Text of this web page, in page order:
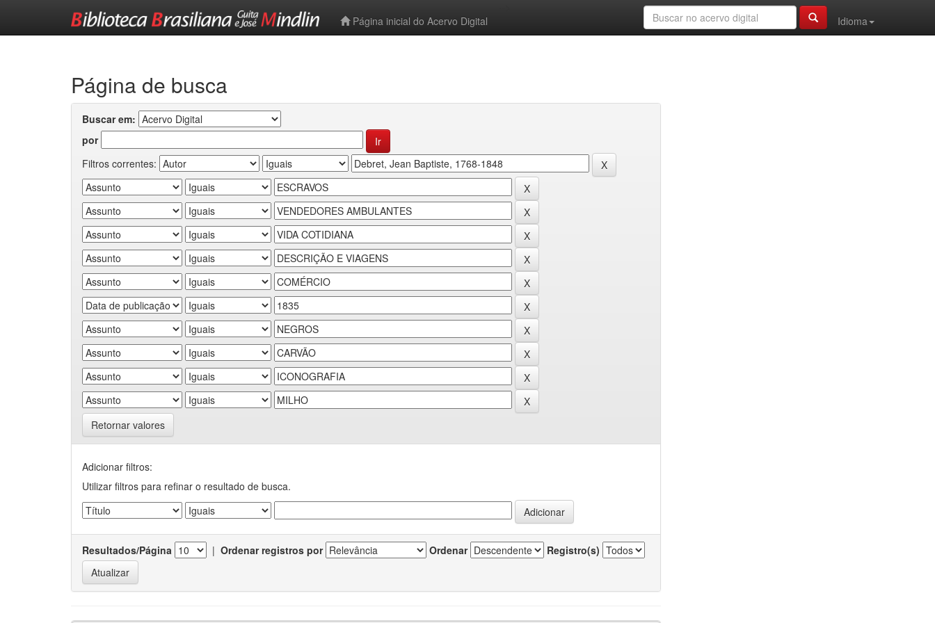
Página inicial do Acervo Digital
Idioma
Página de busca
Buscar em:
por
Filtros correntes:
Retornar valores
Adicionar filtros:
Utilizar filtros para refinar o resultado de busca.
Resultados/Página | Ordenar registros por Ordenar Registro(s)